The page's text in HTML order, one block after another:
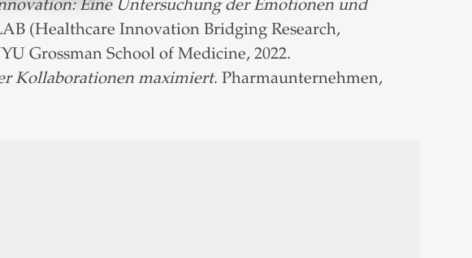
Eine Untersuchung der Emotionen und
(Healthcare Innovation Bridging Research,
Grossman School of Medicine, 2022.
Kollaborationen maximiert. Pharmaunternehmen,